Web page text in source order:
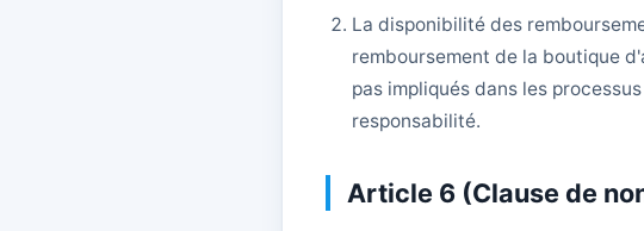
La disponibilité des
remboursement de la boutique
pas impliqués dans les
responsabilité.
Article 6 (Clause de